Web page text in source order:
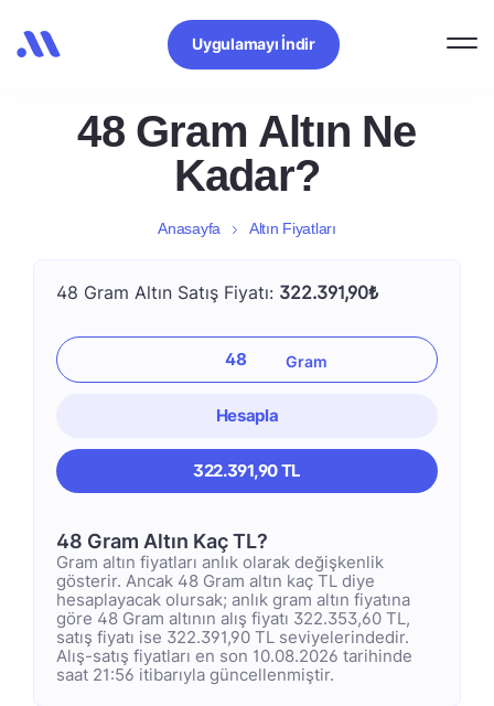
Uygulamayı İndir
48 Gram Altın Ne
Kadar?
Anasayfa Altın Fiyatları
48 Gram Altın Satış Fiyatı: 322.391,90₺
Hesapla
322.391,90 TL
48 Gram Altın Kaç TL?
Gram altın fiyatları anlık olarak değişkenlik
gösterir. Ancak 48 Gram altın kaç TL diye
hesaplayacak olursak; anlık gram altın fiyatına
göre 48 Gram altının alış fiyatı 322.353,60 TL,
satış fiyatı ise 322.391,90 TL seviyelerindedir.
Alış-satış fiyatları en son 10.08.2026 tarihinde
saat 21:56 itibarıyla güncellenmiştir.